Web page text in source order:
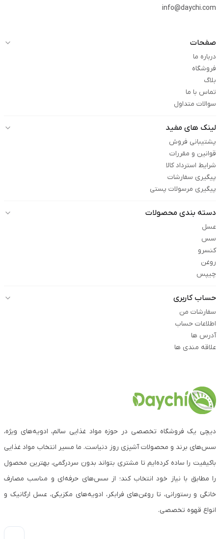
info@daychi.com
صفحات
درباره ما
فروشگاه
بلاگ
تماس با ما
سوالات متداول
لینک های مفید
پشتیبانی فروش
قوانین و مقررات
شرایط استرداد کالا
پیگیری سفارشات
پیگیری مرسولات پستی
دسته بندی محصولات
عسل
سس
کنسرو
روغن
چیپس
حساب کاربری
سفارشات من
اطلاعات حساب
آدرس ها
علاقه مندی ها
دیچی یک فروشگاه تخصصی در حوزه مواد غذایی سالم، ادویه‌های ویژه،
سس‌های برند و محصولات آشپزی روز دنیاست. ما مسیر انتخاب مواد غذایی
باکیفیت را ساده کرده‌ایم تا مشتری بتواند بدون سردرگمی، بهترین محصول
را مطابق با نیاز خود انتخاب کند؛ از سس‌های حرفه‌ای و مناسب مصارف
خانگی و رستورانی، تا روغن‌های فرابکر، ادویه‌های مکزیکی، عسل ارگانیک و
انواع قهوه تخصصی.